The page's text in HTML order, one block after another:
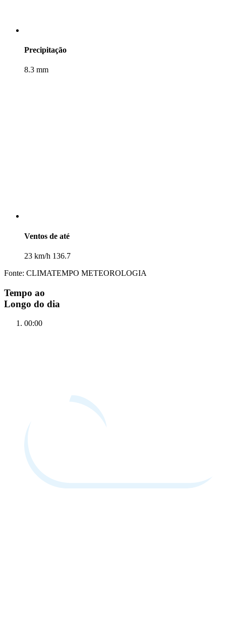
Precipitação
8.3 mm
Ventos de até
23 km/h 136.7
Fonte: CLIMATEMPO METEOROLOGIA
Tempo ao
Longo do dia
00:00